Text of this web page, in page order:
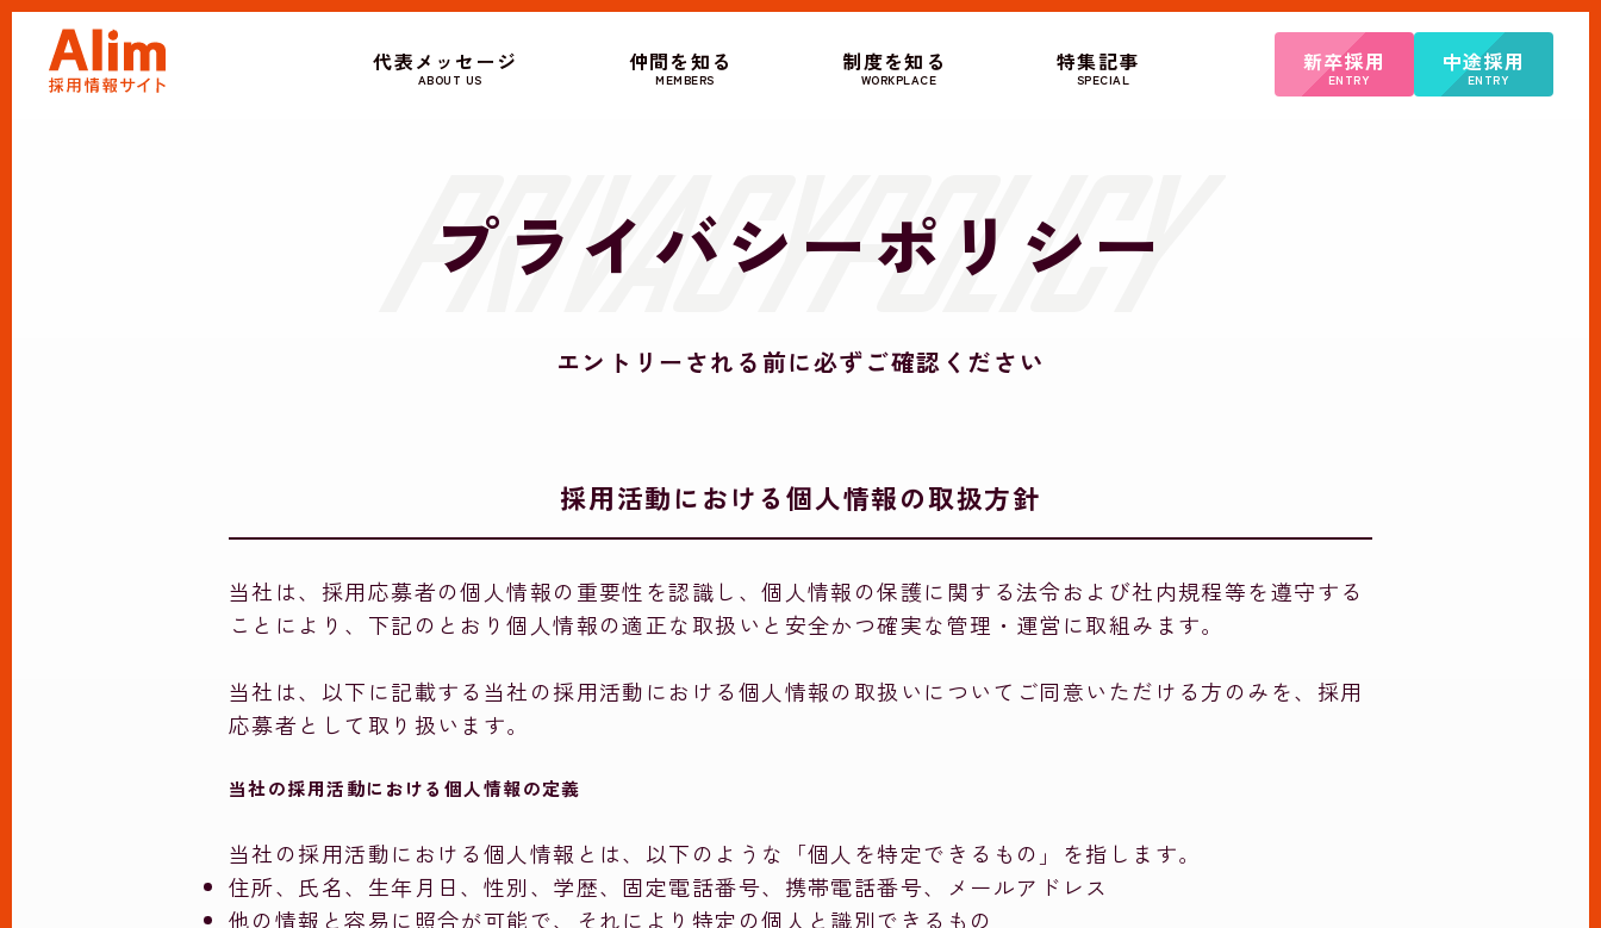
代表メッセージ
ABOUT US
仲間を知る
MEMBERS
制度を知る
WORKPLACE
特集記事
SPECIAL
新卒採用
ENTRY
中途採用
ENTRY
プライバシーポリシー
エントリーされる前に必ずご確認ください
採用活動における個人情報の取扱方針
当社は、採用応募者の個人情報の重要性を認識し、個人情報の保護に関する法令および社内規程等を遵守する
ことにより、下記のとおり個人情報の適正な取扱いと安全かつ確実な管理・運営に取組みます。
当社は、以下に記載する当社の採用活動における個人情報の取扱いについてご同意いただける方のみを、採用
応募者として取り扱います。
当社の採用活動における個人情報の定義
当社の採用活動における個人情報とは、以下のような「個人を特定できるもの」を指します。
住所、氏名、生年月日、性別、学歴、固定電話番号、携帯電話番号、メールアドレス
他の情報と容易に照合が可能で、それにより特定の個人と識別できるもの